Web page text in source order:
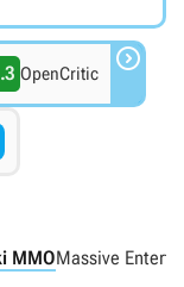
OpenCritic 
MMOMassive